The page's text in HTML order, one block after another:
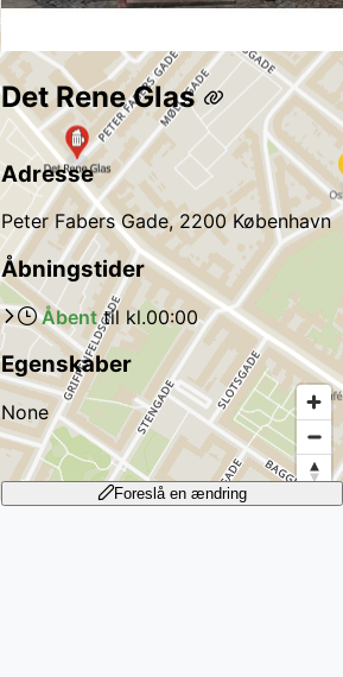
Det Rene Glas
Adresse
Peter Fabers Gade, 2200 København
Åbningstider
Åbenttil kl.00:00
Egenskaber
None
Foreslå en ændring